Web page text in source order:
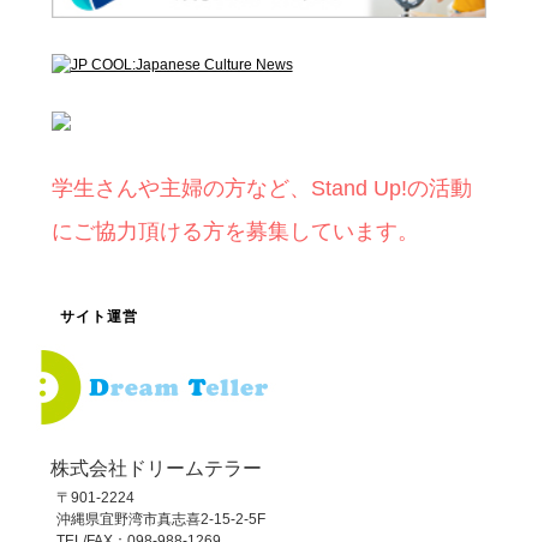
学生さんや主婦の方など、Stand Up!の活動
にご協力頂ける方を募集しています。
サイト運営
株式会社ドリームテラー
〒901-2224
沖縄県宜野湾市真志喜2-15-2-5F